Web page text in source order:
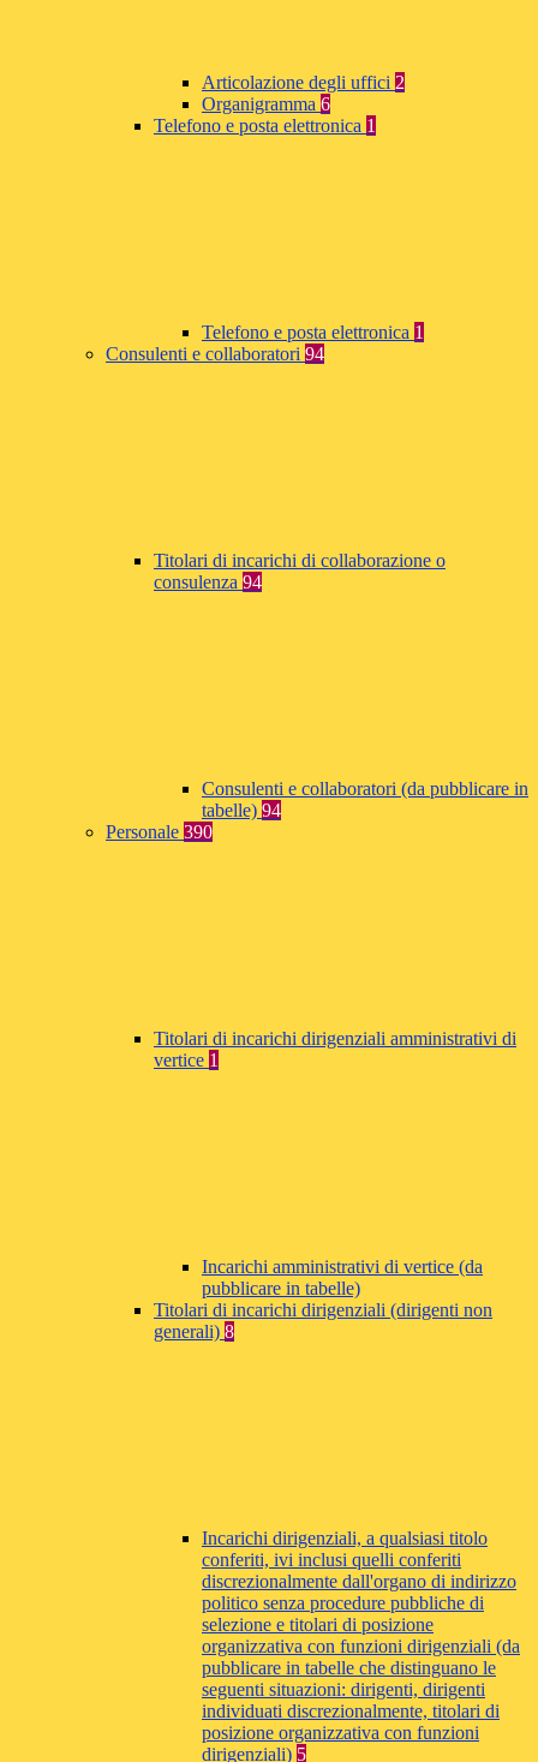
Articolazione degli uffici 2
Organigramma 6
Telefono e posta elettronica 1
Telefono e posta elettronica 1
Consulenti e collaboratori 94
Titolari di incarichi di collaborazione o
consulenza 94
Consulenti e collaboratori (da pubblicare in
tabelle) 94
Personale 390
Titolari di incarichi dirigenziali amministrativi di
vertice 1
Incarichi amministrativi di vertice (da
pubblicare in tabelle)
Titolari di incarichi dirigenziali (dirigenti non
generali) 8
Incarichi dirigenziali, a qualsiasi titolo
conferiti, ivi inclusi quelli conferiti
discrezionalmente dall'organo di indirizzo
politico senza procedure pubbliche di
selezione e titolari di posizione
organizzativa con funzioni dirigenziali (da
pubblicare in tabelle che distinguano le
seguenti situazioni: dirigenti, dirigenti
individuati discrezionalmente, titolari di
posizione organizzativa con funzioni
dirigenziali) 5